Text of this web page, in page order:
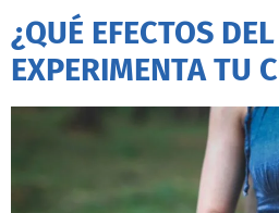
¿QUÉ EFECTOS
EXPERIMENTA TU